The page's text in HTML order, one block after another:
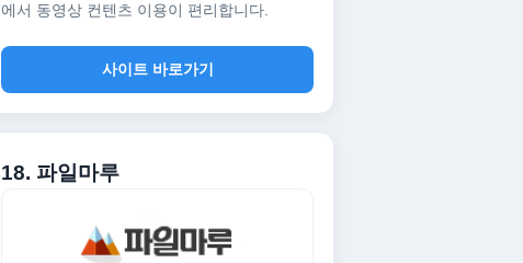
에서 동영상 컨텐츠 이용이 편리합니다.
사이트 바로가기
18. 파일마루